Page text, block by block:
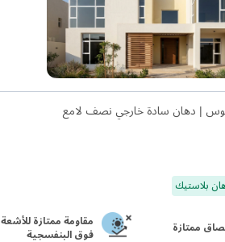
| دهان سادة خارجي نصف لامع
بلاستيك
ممتازة مقاومة ممتازة للأشعة
فوق البنفسجية